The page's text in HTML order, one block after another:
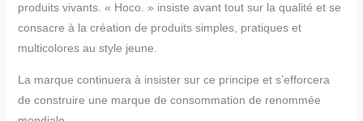
produits vivants. « Hoco. » insiste avant tout sur la qualité et se
consacre à la création de produits simples, pratiques et
multicolores au style jeune.
La marque continuera à insister sur ce principe et s’efforcera
de construire une marque de consommation de renommée